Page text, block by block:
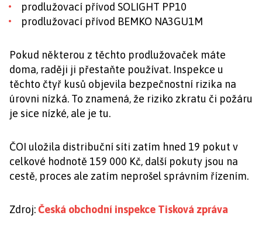
prodlužovací přívod SOLIGHT PP10
prodlužovací přívod BEMKO NA3GU1M
Pokud některou z těchto prodlužovaček máte
doma, raději ji přestaňte používat. Inspekce u
těchto čtyř kusů objevila bezpečnostní rizika na
úrovni nízká. To znamená, že riziko zkratu či požáru
je sice nízké, ale je tu.
ČOI uložila distribuční síti zatím hned 19 pokut v
celkové hodnotě 159 000 Kč, další pokuty jsou na
cestě, proces ale zatím neprošel správním řízením.
Zdroj:Česká obchodní inspekce Tisková zpráva